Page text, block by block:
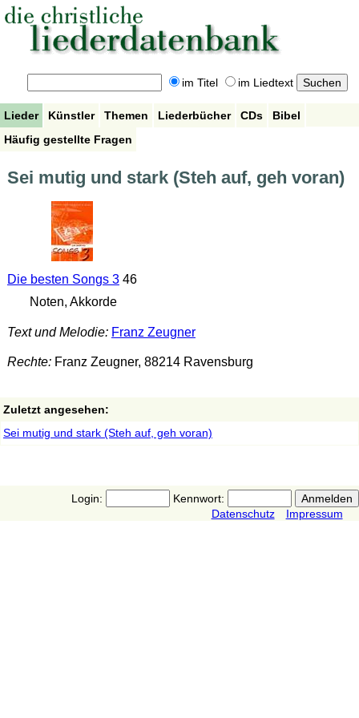
im Titel im Liedtext
Lieder Künstler Themen Liederbücher CDs
Bibel
Häufig gestellte Fragen
Sei mutig und stark (Steh auf, geh voran)
Die besten Songs 346
Noten, Akkorde
Text und Melodie: Franz Zeugner
Rechte:Franz Zeugner, 88214 Ravensburg
Zuletzt angesehen:
Sei mutig und stark (Steh auf, geh voran)
Login:
Kennwort:
Datenschutz
Impressum